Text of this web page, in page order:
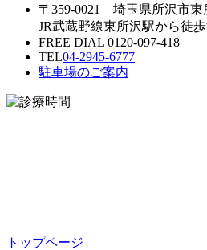
〒359-0021 埼玉県所沢市東
JR武蔵野線東所沢駅から徒
FREE DIAL 0120-097-418
TEL04-2945-6777
駐車場のご案内
トップページ